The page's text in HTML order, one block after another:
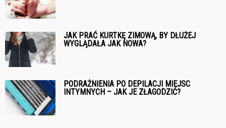
JAK PRAĆ KURTKĘ ZIMOWĄ, BY DŁUŻEJ
WYGLĄDAŁA JAK NOWA?
PODRAŻNIENIA PO DEPILACJI MIEJSC
INTYMNYCH – JAK JE ZŁAGODZIĆ?